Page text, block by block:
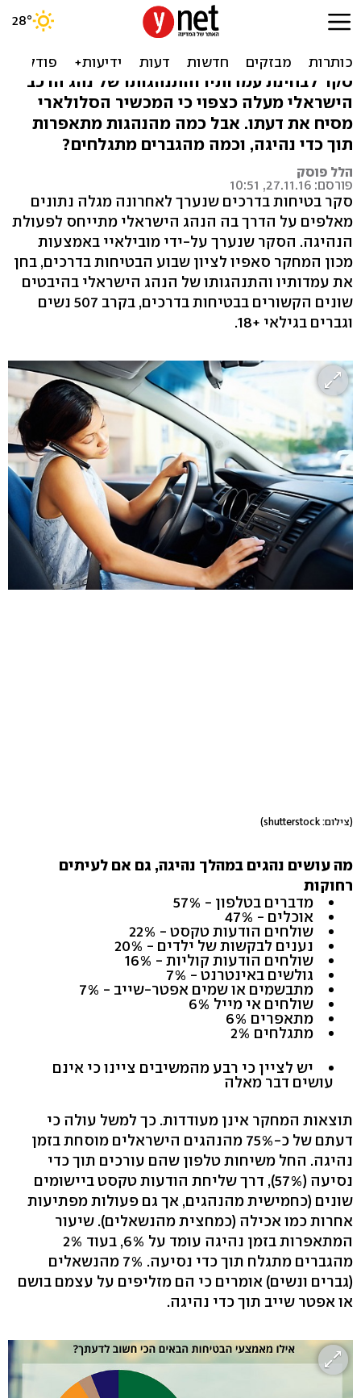
סקר בטיחות בדרכים: הטלפון
מסיח דעת, וגם האפטרשייב
סקר לבחינת עמדותיו והתנהגותו של נהג הרכב
הישראלי מעלה כצפוי כי המכשיר הסלולארי
מסיח את דעתו. אבל כמה מהנהגות מתאפרות
תוך כדי נהיגה, וכמה מהגברים מתגלחים?
הלל פוסק
פורסם: 27.11.16, 10:51
סקר בטיחות בדרכים שנערך לאחרונה מגלה נתונים
מאלפים על הדרך בה הנהג הישראלי מתייחס לפעולת
הנהיגה. הסקר שנערך על-ידי מובילאיי באמצעות
מכון המחקר סאפיו לציון שבוע הבטיחות בדרכים, בחן
את עמדותיו והתנהגותו של הנהג הישראלי בהיבטים
שונים הקשורים בבטיחות בדרכים, בקרב 507 נשים
וגברים בגילאי +18.
(צילום: shutterstock)
מה עושים נהגים במהלך נהיגה, גם אם לעיתים
רחוקות
מדברים בטלפון - 57%
אוכלים - 47%
שולחים הודעות טקסט - 22%
נענים לבקשות של ילדים - 20%
שולחים הודעות קוליות - 16%
גולשים באינטרנט - 7%
מתבשמים או שמים אפטר-שייב - 7%
שולחים אי מייל 6%
מתאפרים 6%
מתגלחים 2%
יש לציין כי רבע מהמשיבים ציינו כי אינם
עושים דבר מאלה
תוצאות המחקר אינן מעודדות. כך למשל עולה כי
דעתם של כ-75% מהנהגים הישראלים מוסחת בזמן
נהיגה. החל משיחות טלפון שהם עורכים תוך כדי
נסיעה (57%), דרך שליחת הודעות טקסט ביישומים
שונים (כחמישית מהנהגים, אך גם פעולות מפתיעות
אחרות כמו אכילה (כמחצית מהנשאלים). שיעור
המתאפרות בזמן נהיגה עומד על 6%, בעוד 2%
מהגברים מתגלח תוך כדי נסיעה. 7% מהנשאלים
(גברים ונשים) אומרים כי הם מזליפים על עצמם בושם
או אפטר שייב תוך כדי נהיגה.